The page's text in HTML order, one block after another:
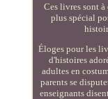
Ces livres sont à
plus spécial
Éloges pour les
d'histoires
adultes en
parents se
enseignants